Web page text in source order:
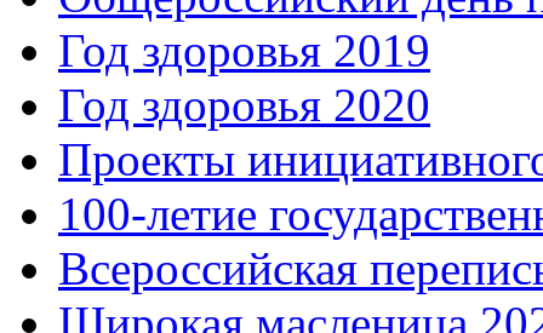
Год здоровья 2019
Год здоровья 2020
Проекты
100-летие
Всероссийская
Широкая масленица